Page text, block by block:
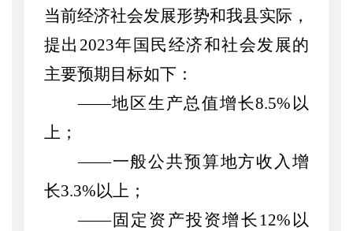
当前经济社会发展形势和我县实际，
提出2023年国民经济和社会发展的
主要预期目标如下：
——地区生产总值增长8.5%以
上；
——一般公共预算地方收入增
长3.3%以上 ；
——固定资产投资增长12%以